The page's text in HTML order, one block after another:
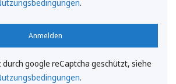
.
Anmelden
durch google reCaptcha geschützt, siehe
.